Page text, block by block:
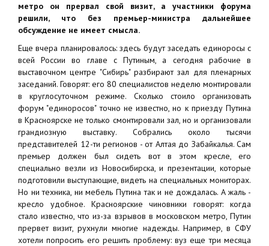
метро он прервал свой визит, а участники форума
решили, что без премьер-министра дальнейшее
обсуждение не имеет смысла.
Еще вчера планировалось: здесь будут заседать единоросы с
всей России во главе с Путиным, а сегодня рабочие в
выставочном центре "Сибирь" разбирают зал для пленарных
заседаний. Говорят: его 80 специалистов неделю монтировали
в круглосуточном режиме. Сколько стоило организовать
форум "единоросов" точно не известно, но к приезду Путина
в Красноярске не только смонтировали зал, но и организовали
грандиозную выставку. Собрались около тысячи
представителей 12-ти регионов - от Алтая до Забайкалья. Сам
премьер должен был сидеть вот в этом кресле, его
специально везли из Новосибирска, и презентации, которые
подготовили выступающие, видеть на специальных мониторах.
Но ни техника, ни мебель Путина так и не дождалась. А жаль -
кресло удобное. Красноярские чиновники говорят: когда
стало известно, что из-за взрывов в московском метро, Путин
прервет визит, рухнули многие надежды. Например, в СФУ
хотели попросить его решить проблему: вуз еще три месяца